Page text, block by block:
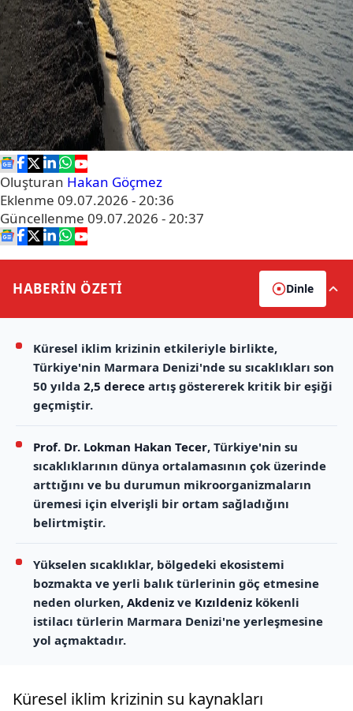
Oluşturan Hakan Göçmez
Eklenme 09.07.2026 - 20:36
Güncellenme 09.07.2026 - 20:37
HABERİN ÖZETİ Dinle
Küresel iklim krizinin etkileriyle birlikte,
Türkiye'nin Marmara Denizi'nde su sıcaklıkları son
50 yılda 2,5 derece artış göstererek kritik bir eşiği
geçmiştir.
Prof. Dr. Lokman Hakan Tecer, Türkiye'nin su
sıcaklıklarının dünya ortalamasının çok üzerinde
arttığını ve bu durumun mikroorganizmaların
üremesi için elverişli bir ortam sağladığını
belirtmiştir.
Yükselen sıcaklıklar, bölgedeki ekosistemi
bozmakta ve yerli balık türlerinin göç etmesine
neden olurken, Akdeniz ve Kızıldeniz kökenli
istilacı türlerin Marmara Denizi'ne yerleşmesine
yol açmaktadır.
Küresel iklim krizinin su kaynakları